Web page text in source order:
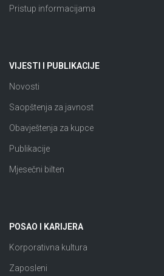
Pristup informacijama
VIJESTI I PUBLIKACIJE
Novosti
Saopštenja za javnost
Obavještenja za kupce
Publikacije
Mjesečni bilten
POSAO I KARIJERA
Korporativna kultura
Zaposleni